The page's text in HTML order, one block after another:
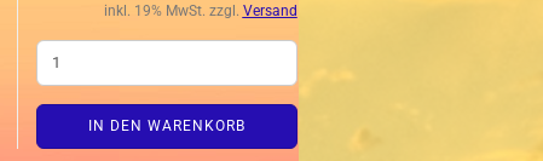
inkl. 19% MwSt. zzgl. Versand
IN DEN WARENKORB